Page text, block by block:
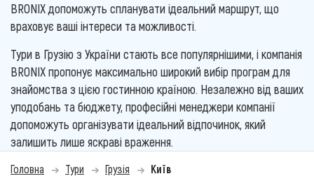
BRONIX допоможуть спланувати ідеальний маршрут, що
враховує ваші інтереси та можливості.
Тури в Грузію з України стають все популярнішими, і компанія
BRONIX пропонує максимально широкий вибір програм для
знайомства з цією гостинною країною. Незалежно від ваших
уподобань та бюджету, професійні менеджери компанії
допоможуть організувати ідеальний відпочинок, який
залишить лише яскраві враження.
Головна Тури Грузія Київ